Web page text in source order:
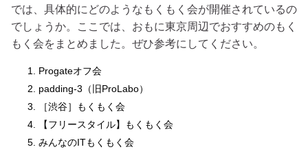
では、具体的にどのようなもくもく会が開催されているの
でしょうか。ここでは、おもに東京周辺でおすすめのもく
もく会をまとめました。ぜひ参考にしてください。
Progateオフ会
padding-3（旧ProLabo）
［渋谷］もくもく会
【フリースタイル】もくもく会
みんなのITもくもく会